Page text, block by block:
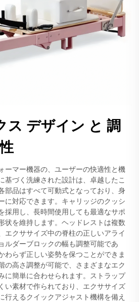
ス デザイン と 調
ーマー機器の、ユーザーの快適性と機
基づく洗練された設計は、卓越したこ
部品はすべて可動式となっており、身
に対応できます。キャリッジのクッシ
採用し、長時間使用しても最適なサポ
状を維持します。ヘッドレストは複数
エクササイズ中の脊柱の正しいアライ
ルダーブロックの幅も調整可能であ
わらず正しい姿勢を保つことができま
の高さ調整が可能で、さまざまなエク
に簡単に合わせられます。ストラップ
い素材で作られており、エクササイズ
行えるクイックアジャスト機構を備え